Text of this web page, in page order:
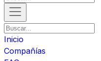
Inicio
Compañías